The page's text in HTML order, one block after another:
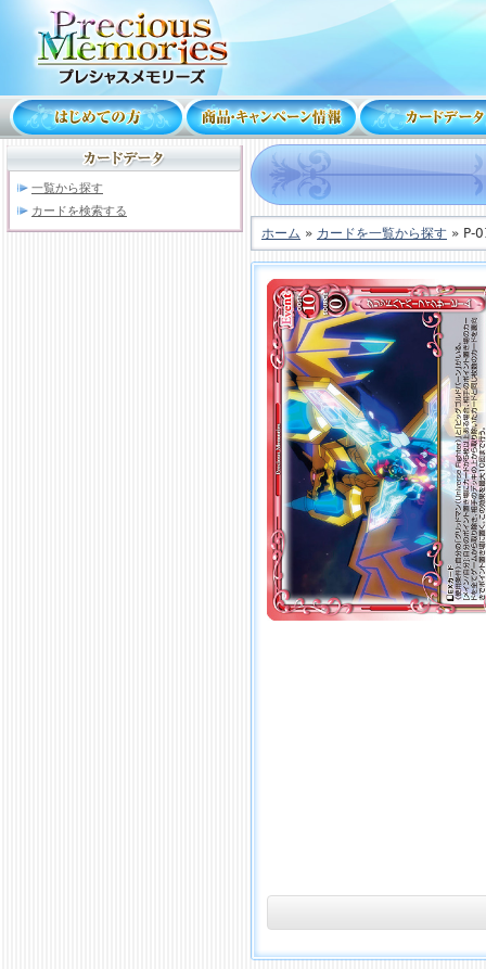
一覧から探す
カードを検索する
ホーム » カードを一覧から探す » P-